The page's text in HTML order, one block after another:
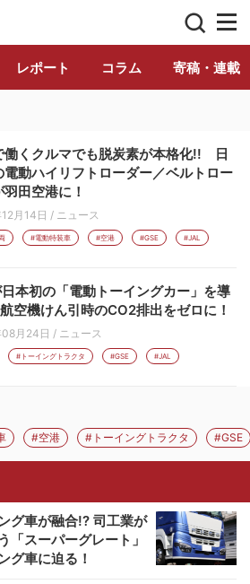
ク総合情報誌「フルロード」公式
レポート コラム 寄稿・連載
働くクルマでも脱炭素が本格化!! 日
電動ハイリフトローダー／ベルトロー
田空港に！
月14日 / ニュース
#電動特装車 #空港 #GSE #JAL
本初の「電動トーイングカー」を導
空機けん引時のCO2排出をゼロに！
月24日 / ニュース
#トーイングトラクタ #GSE #JAL
#空港 #トーイングトラクタ #GSE
グ車が融合!? 司工業が
「スーパーグレート」
グ車に迫る！